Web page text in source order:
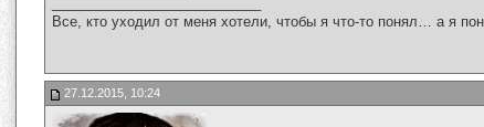
Все, кто уходил от меня хотели, чтобы я что-то понял… а я
27.12.2015, 10:24